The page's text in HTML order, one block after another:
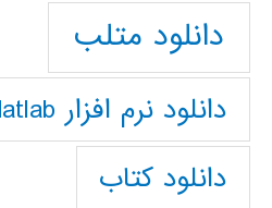
دانلود متلب
دانلود نرم افزار Matlab
دانلود کتاب